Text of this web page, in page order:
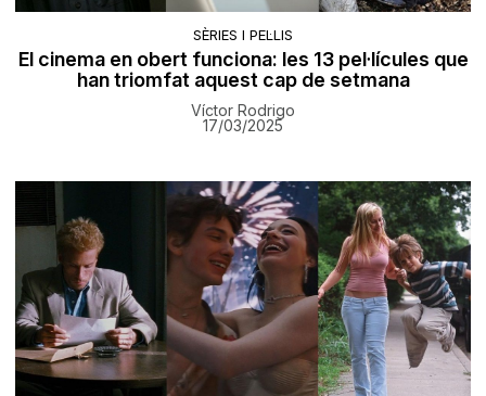
SÈRIES I PEL·LIS
El cinema en obert funciona: les 13 pel·lícules que
han triomfat aquest cap de setmana
Víctor Rodrigo
17/03/2025